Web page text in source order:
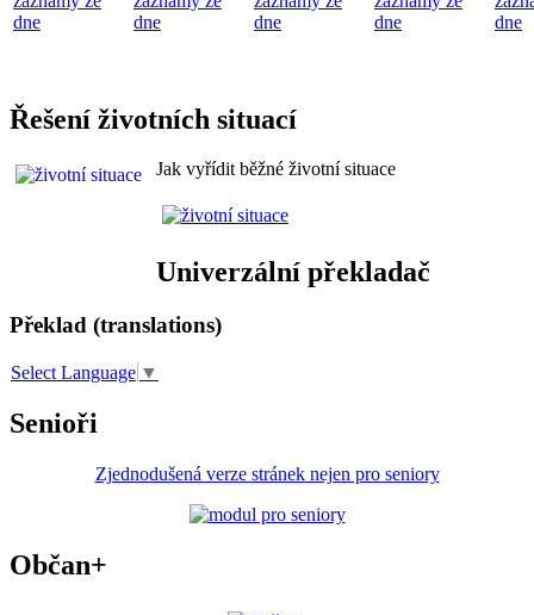
dne
dne
dne
dne
dne
Řešení životních situací
Jak vyřídit běžné životní situace
Univerzální překladač
Překlad (translations)
Select Language ▼
Senioři
Zjednodušená verze stránek nejen pro seniory
Občan+